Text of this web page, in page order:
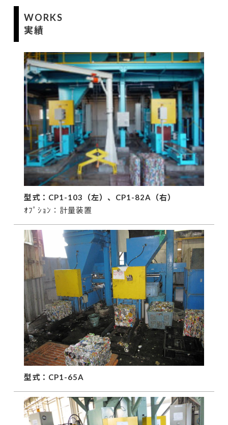
WORKS
実績
型式：CP1-103（左）、CP1-82A（右）
ｵﾌﾟｼｮﾝ：計量装置
型式：CP1-65A